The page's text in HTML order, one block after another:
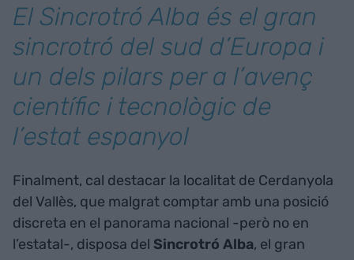
El Sincrotró Alba és el gran
sincrotró del sud d’Europa i
un dels pilars per a l’avenç
científic i tecnològic de
l’estat espanyol
Finalment, cal destacar la localitat de Cerdanyola
del Vallès, que malgrat comptar amb una posició
discreta en el panorama nacional -però no en
l’estatal-, disposa del Sincrotró Alba, el gran